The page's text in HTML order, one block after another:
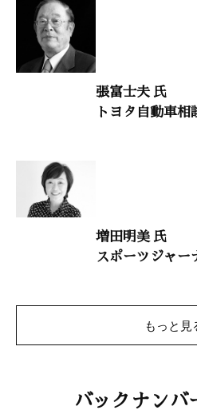
意見・判断
「健康を脅かす電磁放射線の真実
射線から身を守れ」
日本の教育を取り戻す
占部賢志（中村学園大学教授）
大自然と体心
「働き盛りの突然死を防ぐ」
杉岡充爾（日本循環器学会専門医）
童門冬二（作家）
張富士夫 氏
トヨタ自動車相
増田明美 氏
スポーツジャー
もっと見
バックナンバ